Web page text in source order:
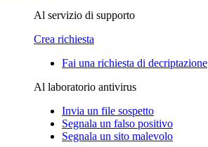
Al servizio di supporto
Crea richiesta
Fai una richiesta di decriptazione
Al laboratorio antivirus
Invia un file sospetto
Segnala un falso positivo
Segnala un sito malevolo